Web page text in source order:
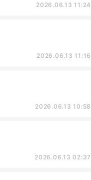
2026.06.13 11:24
2026.06.13 11:16
2026.06.13 10:58
2026.06.13 02:37